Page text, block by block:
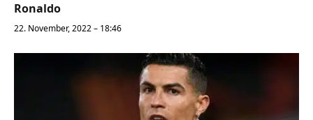
Ronaldo
22. November, 2022 – 18:46